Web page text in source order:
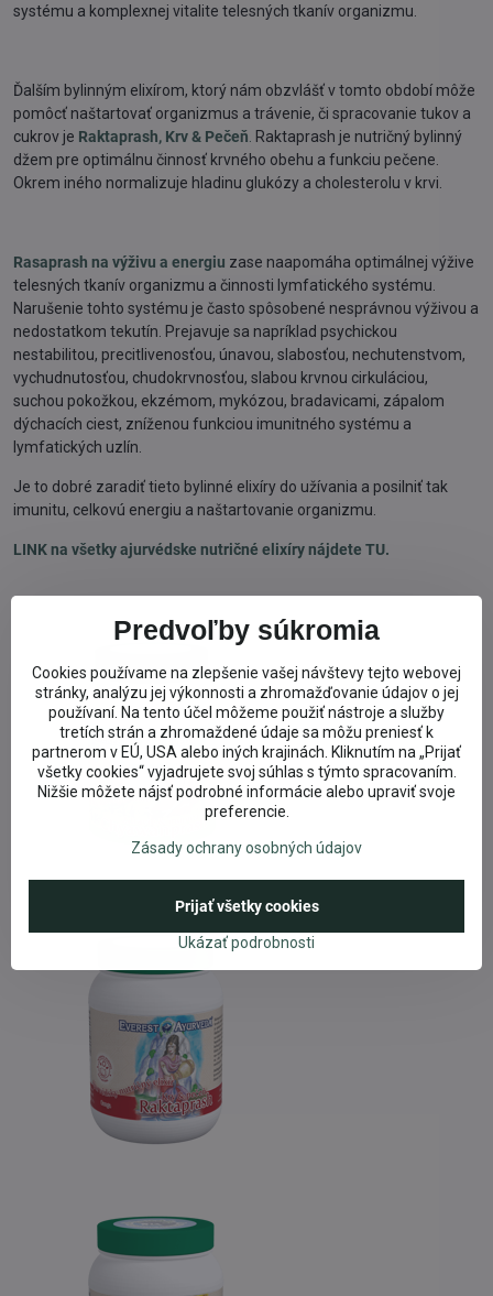
systému a komplexnej vitalite telesných tkanív organizmu.
Ďalším bylinným elixírom, ktorý nám obzvlášť v tomto období môže
pomôcť naštartovať organizmus a trávenie, či spracovanie tukov a
cukrov je Raktaprash, Krv & Pečeň Raktaprash je nutričný bylinný
džem pre optimálnu činnosť krvného obehu a funkciu pečene.
Okrem iného normalizuje hladinu glukózy a cholesterolu v krvi.
Rasaprash na výživu a energiu zase naapomáha optimálnej výžive
telesných tkanív organizmu a činnosti lymfatického systému.
Narušenie tohto systému je často spôsobené nesprávnou výživou a
nedostatkom tekutín. Prejavuje sa napríklad psychickou
nestabilitou, precitlivenosťou, únavou, slabosťou, nechutenstvom,
vychudnutosťou, chudokrvnosťou, slabou krvnou cirkuláciou,
suchou pokožkou, ekzémom, mykózou, bradavicami, zápalom
dýchacích ciest, zníženou funkciou imunitného systému a
lymfatických uzlín.
Je to dobré zaradiť tieto bylinné elixíry do užívania a posilniť tak
imunitu, celkovú energiu a naštartovanie organizmu.
LINK na všetky ajurvédske nutričné elixíry nájdete TU.
Predvoľby súkromia
Cookies používame na zlepšenie vašej návštevy tejto webovej
stránky, analýzu jej výkonnosti a zhromažďovanie údajov o jej
používaní. Na tento účel môžeme použiť nástroje a služby
tretích strán a zhromaždené údaje sa môžu preniesť k
partnerom v EÚ, USA alebo iných krajinách. Kliknutím na „Prijať
všetky cookies“ vyjadrujete svoj súhlas s týmto spracovaním.
Nižšie môžete nájsť podrobné informácie alebo upraviť svoje
preferencie.
Zásady ochrany osobných údajov
Ukázať podrobnosti
Prijať všetky cookies